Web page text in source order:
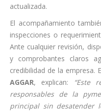
actualizada.
El acompañamiento
inspecciones o
Ante cualquier revisión,
y comprobantes claros
credibilidad de la empresa.
AGGAR, explican:
“Este
responsables de la
principal sin desatender